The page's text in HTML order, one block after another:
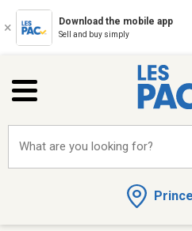
Download the mobile app
Sell and buy simply
What are you looking for?